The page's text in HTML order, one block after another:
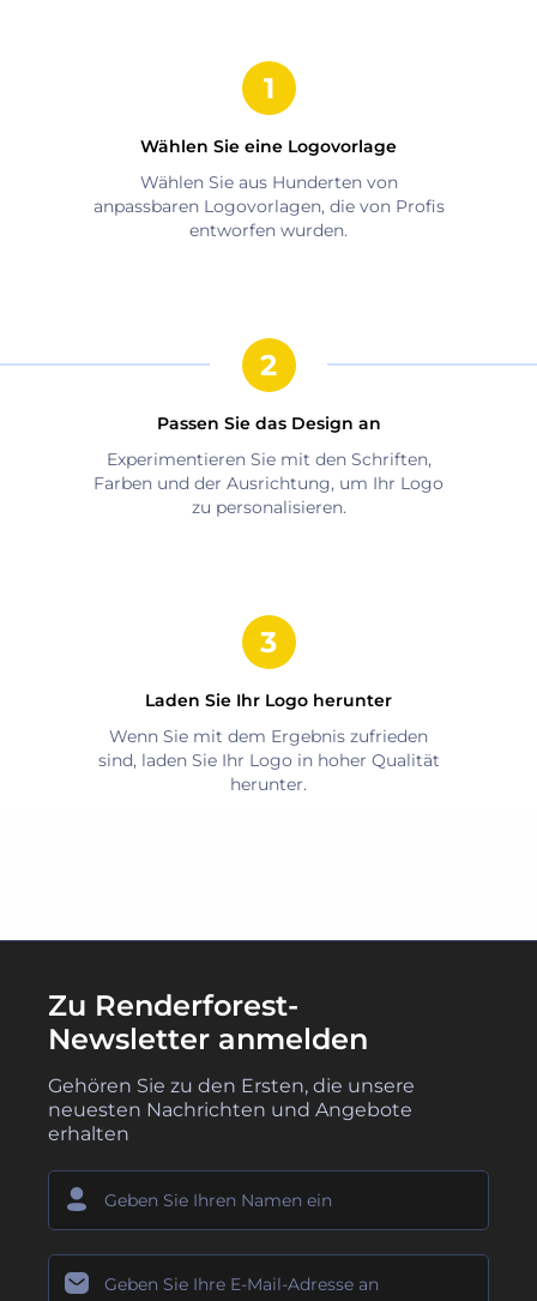
Wählen Sie eine Logovorlage
Wählen Sie aus Hunderten von
anpassbaren Logovorlagen, die von Profis
entworfen wurden.
Passen Sie das Design an
Experimentieren Sie mit den Schriften,
Farben und der Ausrichtung, um Ihr Logo
zu personalisieren.
Laden Sie Ihr Logo herunter
Wenn Sie mit dem Ergebnis zufrieden
sind, laden Sie Ihr Logo in hoher Qualität
herunter.
Zu Renderforest-
Newsletter anmelden
Gehören Sie zu den Ersten, die unsere
neuesten Nachrichten und Angebote
erhalten